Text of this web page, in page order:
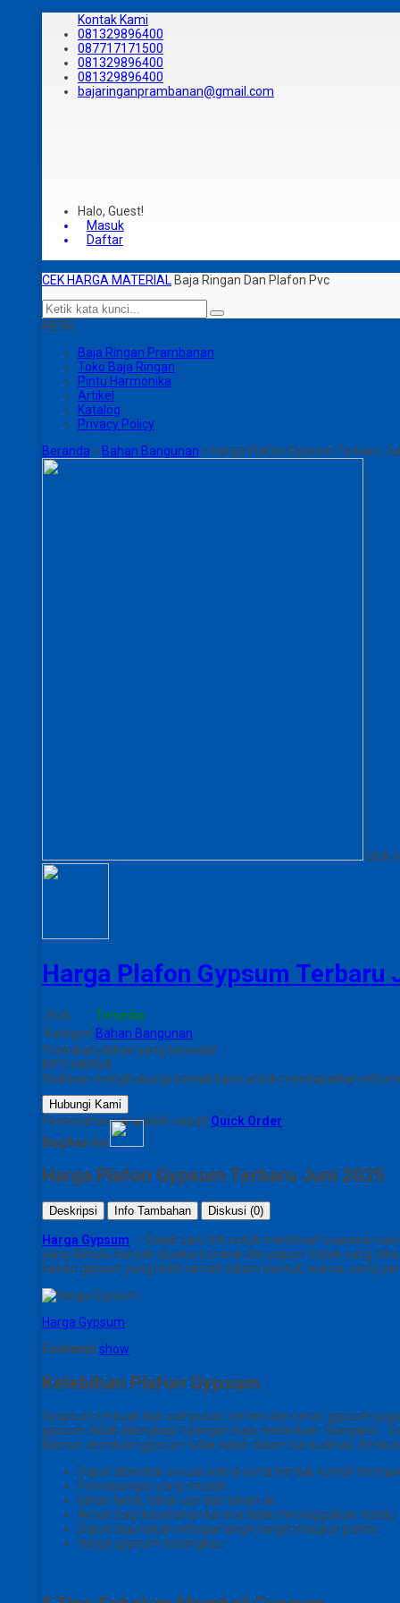
Kontak Kami
081329896400
087717171500
081329896400
081329896400
bajaringanprambanan@gmail.com
Halo, Guest!
Masuk
Daftar
CEK HARGA MATERIAL Baja Ringan Dan Plafon Pvc
MENU
Baja Ringan Prambanan
Toko Baja Ringan
Pintu Harmonika
Artikel
Katalog
Privacy Policy
Beranda » Bahan Bangunan » Harga Plafon Gypsum Terbaru
click
Harga Plafon Gypsum Terbaru
Stok
Tersedia
Kategori Bahan Bangunan
Tentukan pilihan yang tersedia!
INFO HARGA
Silahkan menghubungi kontak kami untuk mendapatkan
Hubungi Kami
Pemesanan yang lebih cepat! Quick Order
Bagikan ke
Harga Plafon Gypsum Terbaru Juni 2025
Deskripsi Info Tambahan Diskusi (0)
Harga Gypsum – Salah satu trik untuk membuat suasana
yang dahulu banyak dipakai berasal dari papan triplek yang
bahan gipsum yang lebih ramah dalam bentuk, warna, serta
Harga Gypsum
Contents show
Kelebihan Plafon Gypsum
Gyspsum terbuat dari campuran semen dan serat. gypsum
gypsum tidak dilengkapi tulangan baja melainkan fiberglass
Namun demikian gypsum tidak kalah dalam hal kualitas.
Dapat dibentuk sesuai selera serta bentuk rumah
Pemasangan yang mudah
tahan lama, tahan api dan tahan air
Aman bagi kesehatan karena tidak meninggalkan residu
Dapat digunakan sebagai langit-langit maupun partisi
Harga gypsum terjangkau